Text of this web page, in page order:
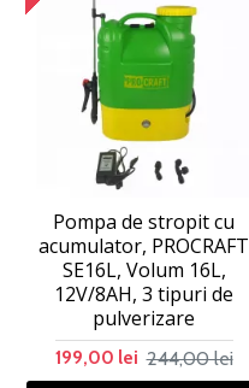
Pompa de stropit cu
acumulator, PROCRAFT
SE16L, Volum 16L,
12V/8AH, 3 tipuri de
pulverizare
199,00 lei 244,00 lei